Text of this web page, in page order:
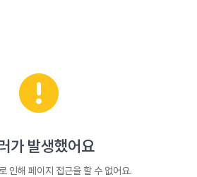
가 발생했어요
인해 페이지 접근을 할 수 없어요.